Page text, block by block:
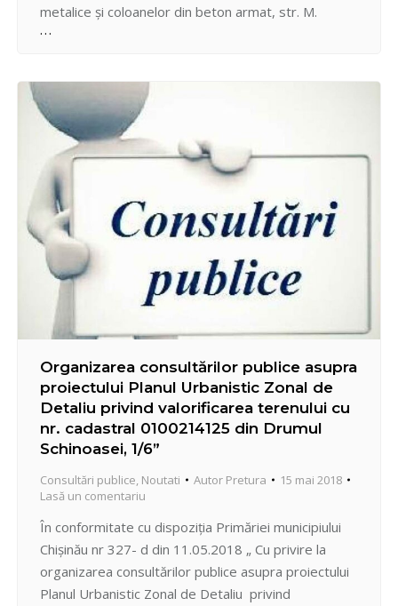
metalice și coloanelor din beton armat, str. M.
Varlam nr. 73 – 75 ”, astfe, Întreprinderea
cu colaboratorii Serviciului arhitectură și construcții al
Preturii sectorului Centru au executat…
Organizarea consultărilor publice asupra
proiectului Planul Urbanistic Zonal de
Detaliu privind valorificarea terenului cu
nr. cadastral 0100214125 din Drumul
Schinoasei, 1/6”
Consultări publice, Noutati Autor Pretura
15 mai 2018
Lasă un comentariu
În conformitate cu dispoziția Primăriei municipiului
Chișinău nr 327- d din 11.05.2018 „ Cu privire la
organizarea consultărilor publice asupra proiectului
Planul Urbanistic Zonal de Detaliu privind